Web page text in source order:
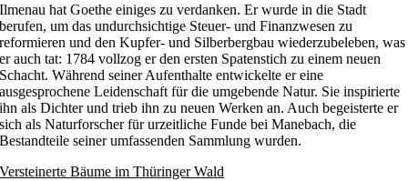
Ilmenau hat Goethe einiges zu verdanken. Er wurde in die Stadt
berufen, um das undurchsichtige Steuer- und Finanzwesen zu
reformieren und den Kupfer- und Silberbergbau wiederzubeleben, was
er auch tat: 1784 vollzog er den ersten Spatenstich zu einem neuen
Schacht. Während seiner Aufenthalte entwickelte er eine
ausgesprochene Leidenschaft für die umgebende Natur. Sie inspirierte
ihn als Dichter und trieb ihn zu neuen Werken an. Auch begeisterte er
sich als Naturforscher für urzeitliche Funde bei Manebach, die
Bestandteile seiner umfassenden Sammlung wurden.
Versteinerte Bäume im Thüringer Wald